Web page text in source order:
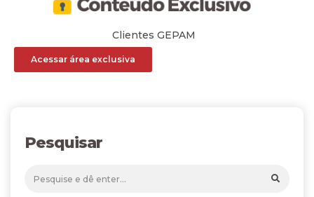
Clientes GEPAM
Acessar área exclusiva
Pesquisar